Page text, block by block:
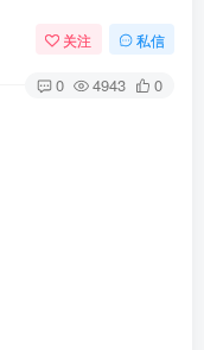
关注 私信
0 4943 0